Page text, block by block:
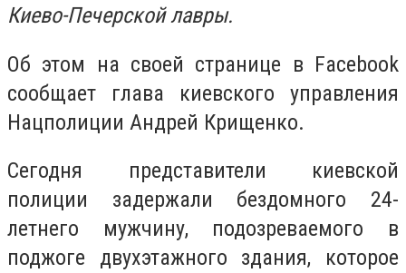
Киево-Печерской лавры.
Об этом на своей странице в Facebook
сообщает глава киевского управления
Нацполиции Андрей Крищенко.
Сегодня представители киевской
полиции задержали бездомного 24-
летнего мужчину, подозреваемого в
поджоге двухэтажного здания, которое